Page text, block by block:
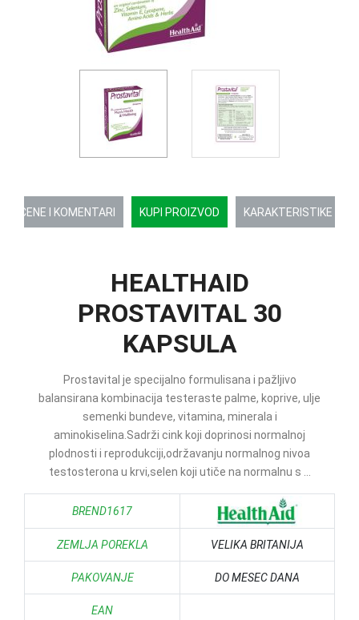
OCENE I KOMENTARI KUPI PROIZVOD KARAKTERISTIKE
HEALTHAID
PROSTAVITAL 30
KAPSULA
Prostavital je specijalno formulisana i pažljivo
balansirana kombinacija testeraste palme, koprive, ulje
semenki bundeve, vitamina, minerala i
aminokiselina.Sadrži cink koji doprinosi normalnoj
plodnosti i reprodukciji,održavanju normalnog nivoa
testosterona u krvi,selen koji utiče na normalnu s ...
BREND1617
ZEMLJA POREKLA VELIKA BRITANIJA
PAKOVANJE DO MESEC DANA
EAN